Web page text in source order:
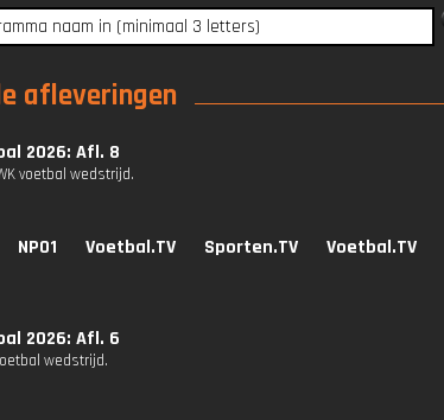
afleveringen
2026: Afl. 8
voetbal wedstrijd.
NPO1 Voetbal.TV Sporten.TV Voetbal.TV
2026: Afl. 6
wedstrijd.